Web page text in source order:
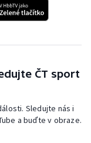
ČT sport
Sledujte nás i
a buďte v obraze.